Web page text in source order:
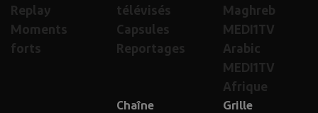
Maghreb
MEDI1TV
Arabic
MEDI1TV
Afrique
télévisés
Capsules
Reportages
Replay
Moments
forts
Grille
Chaîne